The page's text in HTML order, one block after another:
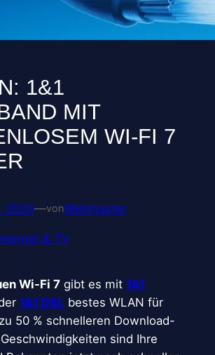
1&1
MIT
WI-FI 7
2024—vonWebmaster
& TV
Wi-Fi 7gibt es mit 1&1
1&1 DSL bestes WLAN für
50 % schnelleren Download-
sind Ihre